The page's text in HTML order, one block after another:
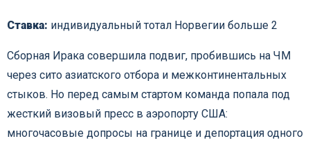
Ставка: индивидуальный тотал Норвегии больше 2
Сборная Ирака совершила подвиг, пробившись на ЧМ
через сито азиатского отбора и межконтинентальных
стыков. Но перед самым стартом команда попала под
жесткий визовый пресс в аэропорту США:
многочасовые допросы на границе и депортация одного